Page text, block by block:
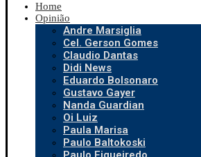
Home
Opinião
Andre Marsiglia
Cel. Gerson Gomes
Claudio Dantas
Didi News
Eduardo Bolsonaro
Gustavo Gayer
Nanda Guardian
Oi Luiz
Paula Marisa
Paulo Baltokoski